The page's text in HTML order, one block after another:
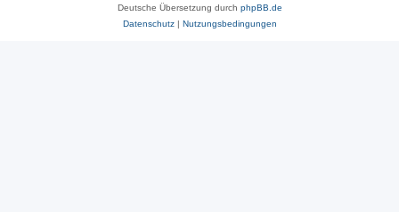
Deutsche Übersetzung durch phpBB.de
Datenschutz| Nutzungsbedingungen